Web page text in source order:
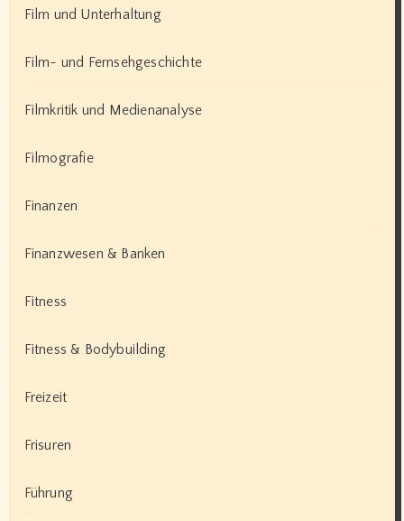
Film und Unterhaltung
Film- und Fernsehgeschichte
Filmkritik und Medienanalyse
Filmografie
Finanzen
Finanzwesen & Banken
Fitness
Fitness & Bodybuilding
Freizeit
Frisuren
Führung